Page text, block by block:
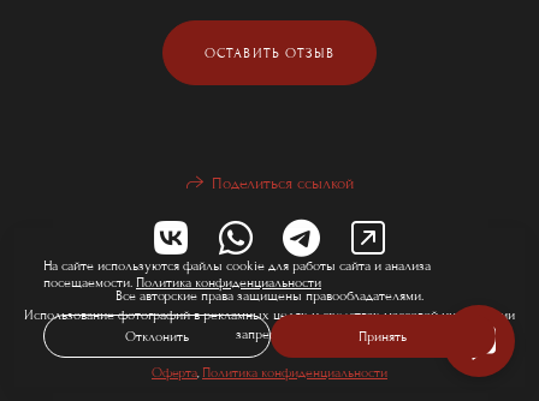
ОСТАВИТЬ ОТЗЫВ
Поделиться ссылкой
Все авторские права защищены правообладателями.
Использование фотографий в рекламных целях и средствах массовой информации
запрещено.
Оферта, Политика конфиденциальности
На сайте используются файлы cookie для работы сайта и анализа
посещаемости. Политика конфиденциальности
Отклонить Принять